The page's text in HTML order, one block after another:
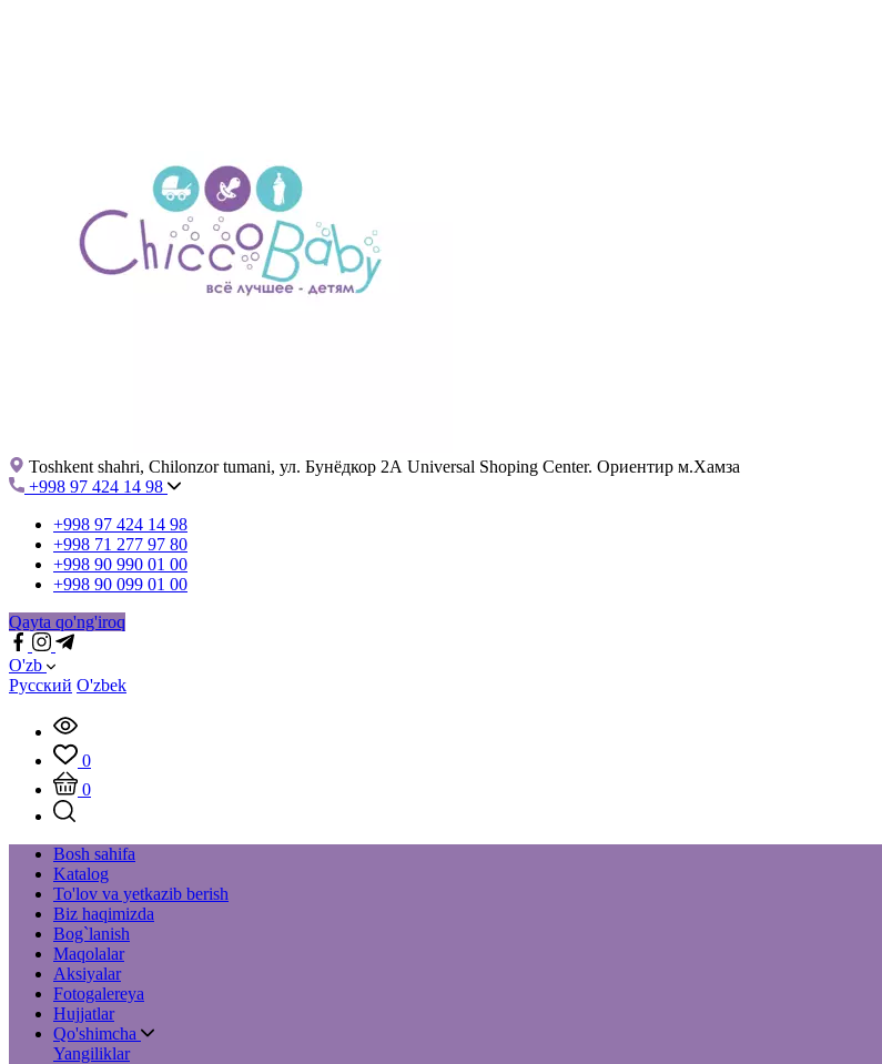
Toshkent shahri, Chilonzor tumani, ул. Бунёдкор 2А Universal Shoping Center. Ориентир м.Хамза
+998 97 424 14 98
+998 97 424 14 98
+998 71 277 97 80
+998 90 990 01 00
+998 90 099 01 00
Qayta qo'ng'iroq
O'zb
Русский O'zbek
0
0
Bosh sahifa
Katalog
To'lov va yetkazib berish
Biz haqimizda
Bog`lanish
Maqolalar
Aksiyalar
Fotogalereya
Hujjatlar
Qo'shimcha
Yangiliklar